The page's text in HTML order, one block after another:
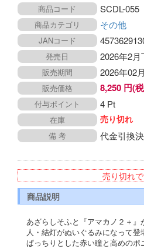
商品コード SCDL-055
商品カテゴリ その他
JANコード
発売日 2026年2月
販売期間 2026年02
販売価格 8,250 円(
付与ポイント 4 Pt
在庫
売り切れ
備 考
代金引換
売り切れで
商品説明
あざらしそふと『アマカノ２＋
人・結灯がぬいぐるみになって登
ぱっちりとした赤い瞳と高めのポ